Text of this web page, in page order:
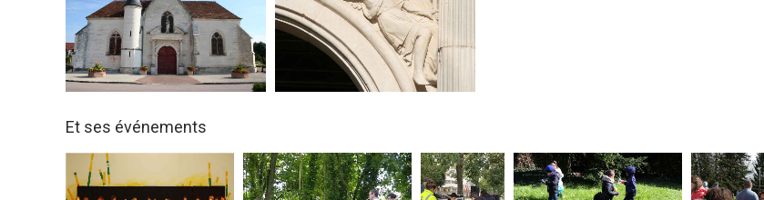
Et ses événements